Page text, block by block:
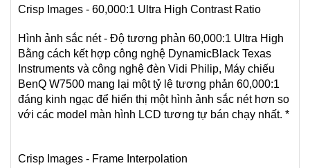
Crisp Images - 60,000:1 Ultra High Contrast Ratio
Hình ảnh sắc nét - Độ tương phản 60,000:1 Ultra High
Bằng cách kết hợp công nghệ DynamicBlack Texas
Instruments và công nghệ đèn Vidi Philip, Máy chiếu
BenQ W7500 mang lại một tỷ lệ tương phản 60,000:1
đáng kinh ngạc để hiển thị một hình ảnh sắc nét hơn so
với các model màn hình LCD tương tự bán chạy nhất. *
Crisp Images - Frame Interpolation